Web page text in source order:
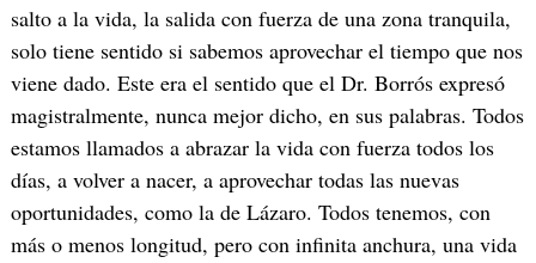
salto a la vida, la salida con fuerza de una zona tranquila,
solo tiene sentido si sabemos aprovechar el tiempo que nos
viene dado. Este era el sentido que el Dr. Borrós expresó
magistralmente, nunca mejor dicho, en sus palabras. Todos
estamos llamados a abrazar la vida con fuerza todos los
días, a volver a nacer, a aprovechar todas las nuevas
oportunidades, como la de Lázaro. Todos tenemos, con
más o menos longitud, pero con infinita anchura, una vida